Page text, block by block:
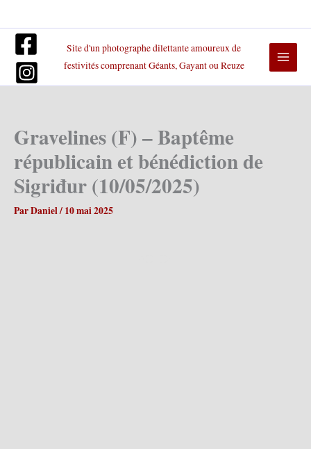
contenu
Site d'un photographe dilettante amoureux de
festivités comprenant Géants, Gayant ou Reuze
Gravelines (F) – Baptême
républicain et bénédiction de
Sigriđur (10/05/2025)
ParDaniel/ 10 mai 2025